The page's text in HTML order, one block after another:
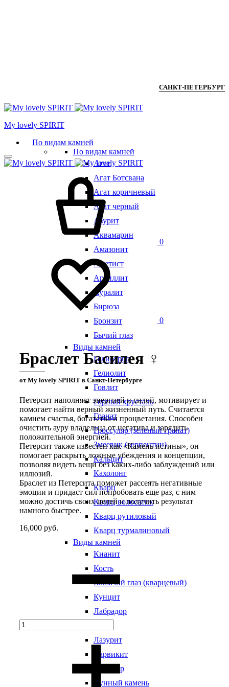
САНКТ-ПЕТЕРБУРГ
Мy lovely SPIRIT
По видам камней
По видам камней
Агат
Агат Ботсвана
Агат коричневый
Агат черный
Азурит
Аквамарин
Амазонит
Аметист
Аргиллит
Ауралит
Бирюза
Бронзит
Бычий глаз
Виды камней
Гелиотроп
Гелиолит
Говлит
Горный хрусталь
Гранат
Гроссуляр (зеленый гранат)
Змеевик (серпентин)
Кальцит
Кахолонг
Кварц
Кварц волосатик
Кварц рутиловый
Кварц турмалиновый
Виды камней
Кианит
Кость
Кошачий глаз (кварцевый)
Кунцит
Лабрадор
Лазурит
Ларвикит
Ларимар
Лунный камень
0
0
Браслет Басилея ♀
от My lovely SPIRIT в Санкт-Петербурге
Петерсит наполняет энергией и силой, мотивирует и
помогает найти верный жизненный путь. Считается
камнем счастья, богатства и процветания. Способен
очистить ауру владельца от негатива и зарядить
положительной энергией.
Петерсит также известен как «Камень истины», он
помогает раскрыть ложные убеждения и концепции,
позволяя видеть вещи без каких-либо заблуждений или
иллюзий.
Браслет из Петерсита поможет рассеять негативные
эмоции и придаст сил попробовать еще раз, с ним
можно достичь своих целей и получить результат
намного быстрее.
16,000 руб.